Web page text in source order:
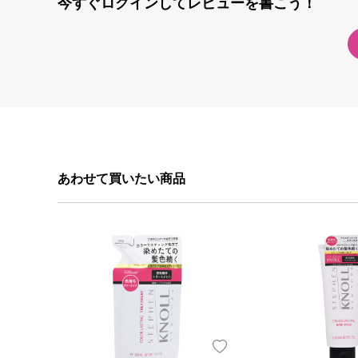
あわせて買いたい商品